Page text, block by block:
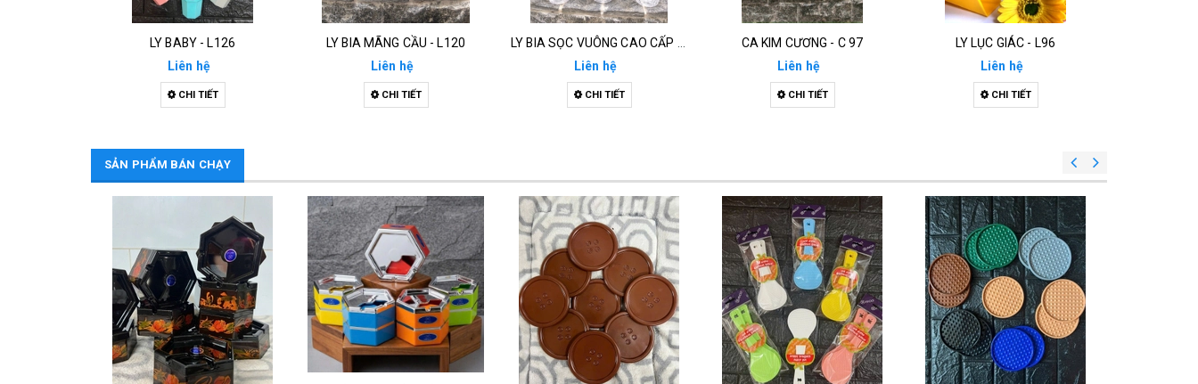
LY BABY - L126
Liên hệ
CHI TIẾT
LY BIA MÃNG CẦU - L120
Liên hệ
CHI TIẾT
LY BIA SỌC VUÔNG CAO CẤP - L115
Liên hệ
CHI TIẾT
CA KIM CƯƠNG - C 97
Liên hệ
CHI TIẾT
LY LỤC GIÁC - L96
Liên hệ
CHI TIẾT
SẢN PHẨM BÁN CHẠY